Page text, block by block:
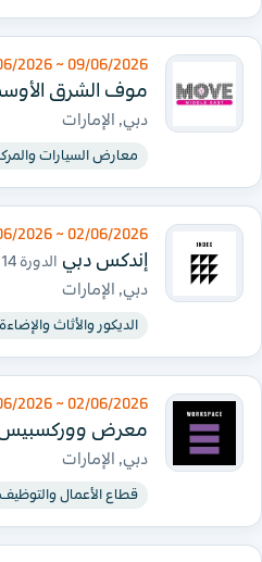
09/06/2026 ~ 10/06/2026
موف الشرق
دبي, الإمارات
معارض السيارات
02/06/2026 ~ 04/06/2026
إندكس دبي الدورة 14
دبي, الإمارات
الديكور والأثاث والإضاءة
02/06/2026 ~ 04/06/2026
معرض
دبي, الإمارات
قطاع الأعمال والتوظيف